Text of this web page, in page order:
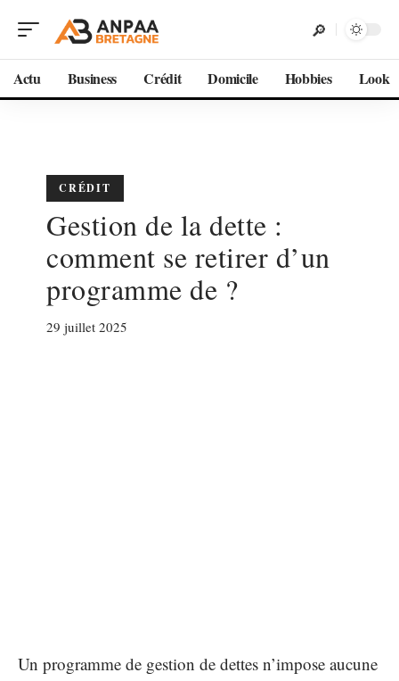
Actu Business Crédit Domicile Hobbies Look
CRÉDIT
Gestion de la dette :
comment se retirer d’un
programme de ?
29 juillet 2025
Un programme de gestion de dettes n’impose aucune